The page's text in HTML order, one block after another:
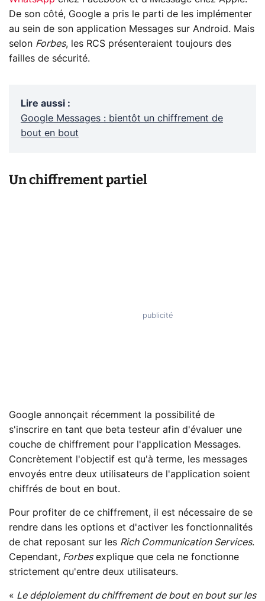
De son côté, Google a pris le parti de les implémenter
au sein de son application Messages sur Android. Mais
selon Forbes, les RCS présenteraient toujours des
failles de sécurité.
Lire aussi :
Google Messages : bientôt un chiffrement de
bout en bout
Un chiffrement partiel
Google annonçait récemment la possibilité de
s'inscrire en tant que beta testeur afin d'évaluer une
couche de chiffrement pour l'application Messages.
Concrètement l'objectif est qu'à terme, les messages
envoyés entre deux utilisateurs de l'application soient
chiffrés de bout en bout.
Pour profiter de ce chiffrement, il est nécessaire de se
rendre dans les options et d'activer les fonctionnalités
de chat reposant sur les Rich Communication Services.
Cependant, Forbesexplique que cela ne fonctionne
strictement qu'entre deux utilisateurs.
« Le déploiement du chiffrement de bout en bout sur les